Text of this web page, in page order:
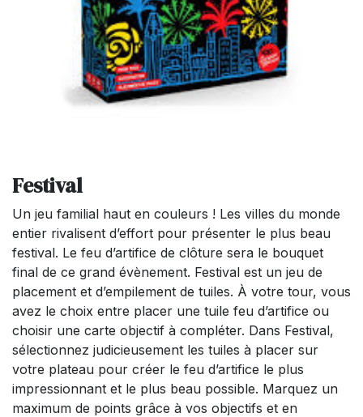
Festival
Un jeu familial haut en couleurs ! Les villes du monde
entier rivalisent d’effort pour présenter le plus beau
festival. Le feu d’artifice de clôture sera le bouquet
final de ce grand évènement. Festival est un jeu de
placement et d’empilement de tuiles. À votre tour, vous
avez le choix entre placer une tuile feu d’artifice ou
choisir une carte objectif à compléter. Dans Festival,
sélectionnez judicieusement les tuiles à placer sur
votre plateau pour créer le feu d’artifice le plus
impressionnant et le plus beau possible. Marquez un
maximum de points grâce à vos objectifs et en